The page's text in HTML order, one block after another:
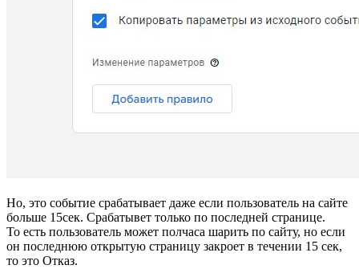
Но, это событие срабатывает даже если пользователь на сайте
больше 15сек. Срабатывет только по последней странице.
То есть пользователь может полчаса шарить по сайту, но если
он последнюю открытую страницу закроет в течении 15 сек,
то это Отказ.